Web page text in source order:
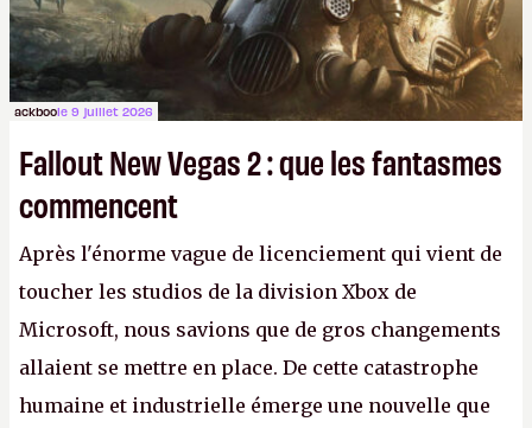
ackboole 9 juillet 2026
Fallout New Vegas 2 : que les fantasmes
commencent
Après l'énorme vague de licenciement qui vient de
toucher les studios de la division Xbox de
Microsoft, nous savions que de gros changements
allaient se mettre en place. De cette catastrophe
humaine et industrielle émerge une nouvelle que